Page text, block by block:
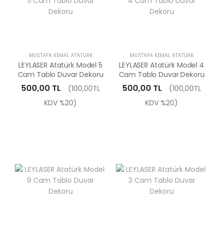
MUSTAFA KEMAL ATATÜRK
LEYLASER Atatürk Model 5
Cam Tablo Duvar Dekoru
500,00 TL
(100,00TL
KDV %20)
MUSTAFA KEMAL ATATÜRK
LEYLASER Atatürk Model 4
Cam Tablo Duvar Dekoru
500,00 TL
(100,00TL
KDV %20)